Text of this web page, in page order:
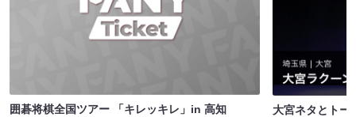
囲碁将棋全国ツアー 「キレッキレ」in 高知
大宮ネタとトー